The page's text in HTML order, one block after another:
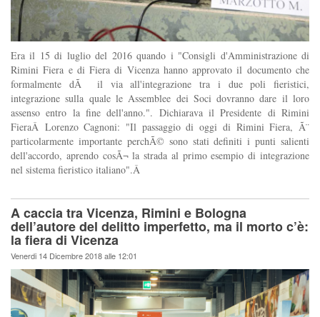
Era il 15 di luglio del 2016 quando i "Consigli d'Amministrazione di
Rimini Fiera e di Fiera di Vicenza hanno approvato il documento che
formalmente dÃ il via all'integrazione tra i due poli fieristici,
integrazione sulla quale le Assemblee dei Soci dovranno dare il loro
assenso entro la fine dell'anno.". Dichiarava il Presidente di Rimini
FieraÂ Lorenzo Cagnoni: "Il passaggio di oggi di Rimini Fiera, Ã¨
particolarmente importante perchÃ© sono stati definiti i punti salienti
dell'accordo, aprendo cosÃ¬ la strada al primo esempio di integrazione
nel sistema fieristico italiano".Â
A caccia tra Vicenza, Rimini e Bologna
dell’autore del delitto imperfetto, ma il morto c’è:
la fiera di Vicenza
Venerdi 14 Dicembre 2018 alle 12:01